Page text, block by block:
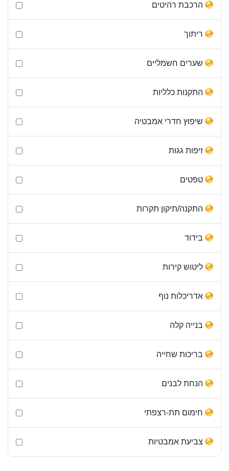
הרכבת רהיטים
ריתוך
שערים חשמליים
התקנות כלליות
שיפוץ חדרי אמבטיה
זיפות גגות
טפטים
התקנה/תיקון תקרות
בידוד
ליטוש קירות
אדריכלות נוף
בנייה קלה
בריכות שחייה
הנחת לבנים
חימום תת-רצפתי
צביעת אמבטיות